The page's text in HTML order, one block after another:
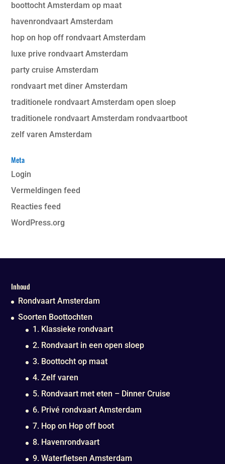
boottocht Amsterdam op maat
havenrondvaart Amsterdam
hop on hop off rondvaart Amsterdam
luxe prive rondvaart Amsterdam
party cruise Amsterdam
rondvaart met diner Amsterdam
traditionele rondvaart Amsterdam open sloep
traditionele rondvaart Amsterdam rondvaartboot
zelf varen Amsterdam
Meta
Login
Vermeldingen feed
Reacties feed
WordPress.org
Inhoud
Rondvaart Amsterdam
Soorten Boottochten
1. Klassieke rondvaart
2. Rondvaart in een open sloep
3. Boottocht op maat
4. Zelf varen
5. Rondvaart met eten – Dinner Cruise
6. Privé rondvaart Amsterdam
7. Hop on Hop off boot
8. Havenrondvaart
9. Waterfietsen Amsterdam